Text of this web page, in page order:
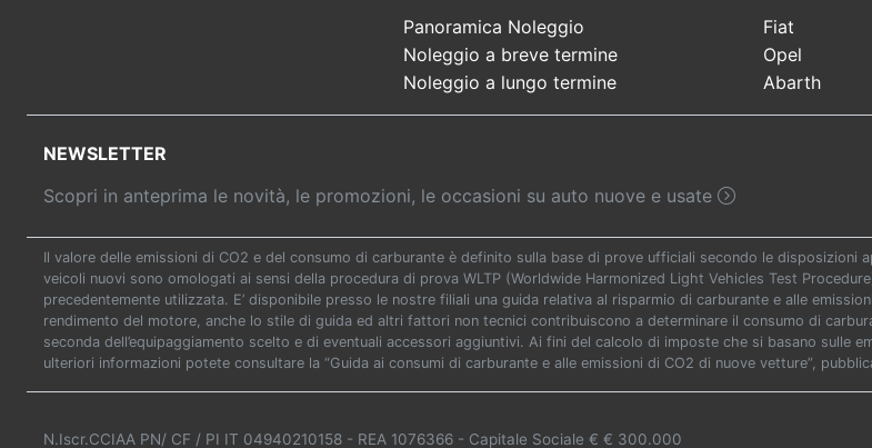
Panoramica Noleggio
Noleggio a breve termine
Noleggio a lungo termine
Fiat
Opel
Abarth
NEWSLETTER
Scopri in anteprima le novità, le promozioni, le occasioni su auto nuove e usate
Il valore delle emissioni di CO2 e del consumo di carburante è definito sulla base di prove ufficiali secondo le
veicoli nuovi sono omologati ai sensi della procedura di prova WLTP (Worldwide Harmonized Light Vehicles Test
precedentemente utilizzata. E’ disponibile presso le nostre filiali una guida relativa al risparmio di carburante e alle
rendimento del motore, anche lo stile di guida ed altri fattori non tecnici contribuiscono a determinare il consumo di
seconda dell’equipaggiamento scelto e di eventuali accessori aggiuntivi. Ai fini del calcolo di imposte che si basano sulle
ulteriori informazioni potete consultare la “Guida ai consumi di carburante e alle emissioni di CO2 di nuove vetture”,
N.Iscr.CCIAA PN/ CF / PI IT 04940210158 - REA 1076366 - Capitale Sociale € € 300.000